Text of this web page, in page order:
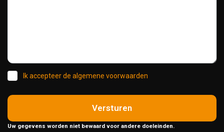
Ik accepteer de algemene voorwaarden
Versturen
Uw gegevens worden niet bewaard voor andere doeleinden.